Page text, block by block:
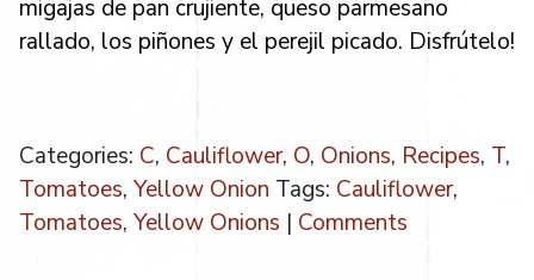
migajas de pan crujiente, queso parmesano
rallado, los piñones y el perejil picado. Disfrútelo!
Categories: C, Cauliflower, O, Onions, Recipes, T,
Tomatoes, Yellow Onion Tags: Cauliflower,
Tomatoes, Yellow Onions | Comments